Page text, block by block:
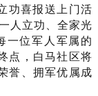
功喜报送上门活
人立功、全家光
一位军人军属的
点，白马社区将
誉、拥军优属成